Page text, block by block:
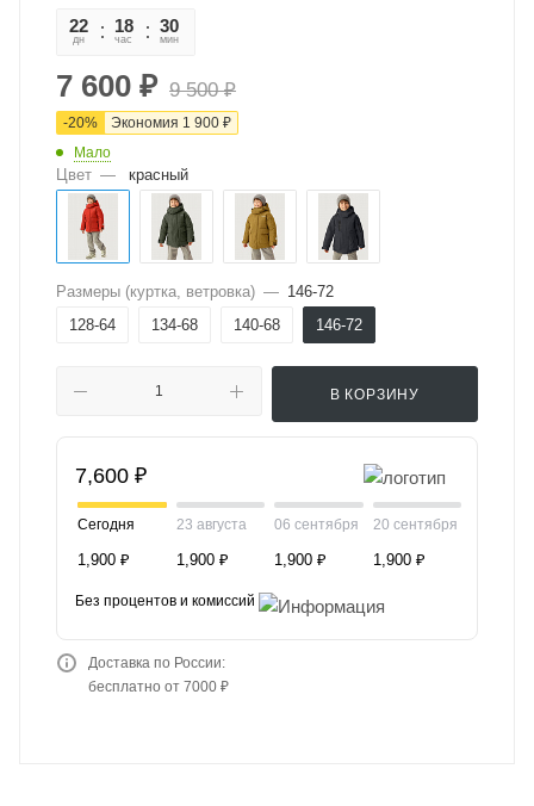
22
дн
18
час
30
мин
7 600 ₽ 9 500₽
-20% Экономия 1 900 ₽
Мало
Цвет — красный
Размеры (куртка, ветровка) — 146-72
128-64
134-68 140-68 146-72
В КОРЗИНУ
7,600 ₽
Сегодня
1,900 ₽
23 августа
1,900 ₽
06 сентября
1,900 ₽
20 сентября
1,900 ₽
Без процентов и комиссий
Доставка по России:
бесплатно от 7000 ₽